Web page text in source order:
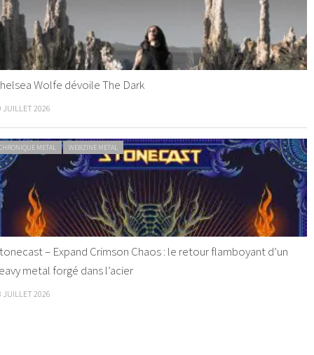
Wolfe dévoile The Dark
JUILLET 2026
METAL WEBZINE METAL
– Expand Crimson Chaos : le retour flamboyant d’un
metal forgé dans l’acier
JUILLET 2026